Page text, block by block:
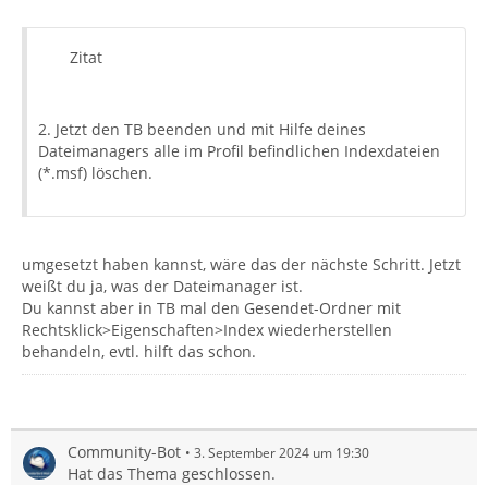
Zitat
2. Jetzt den TB beenden und mit Hilfe deines
Dateimanagers alle im Profil befindlichen Indexdateien
(*.msf) löschen.
umgesetzt haben kannst, wäre das der nächste Schritt. Jetzt
weißt du ja, was der Dateimanager ist.
Du kannst aber in TB mal den Gesendet-Ordner mit
Rechtsklick>Eigenschaften>Index wiederherstellen
behandeln, evtl. hilft das schon.
Community-Bot 3. September 2024 um 19:30
Hat das Thema geschlossen.